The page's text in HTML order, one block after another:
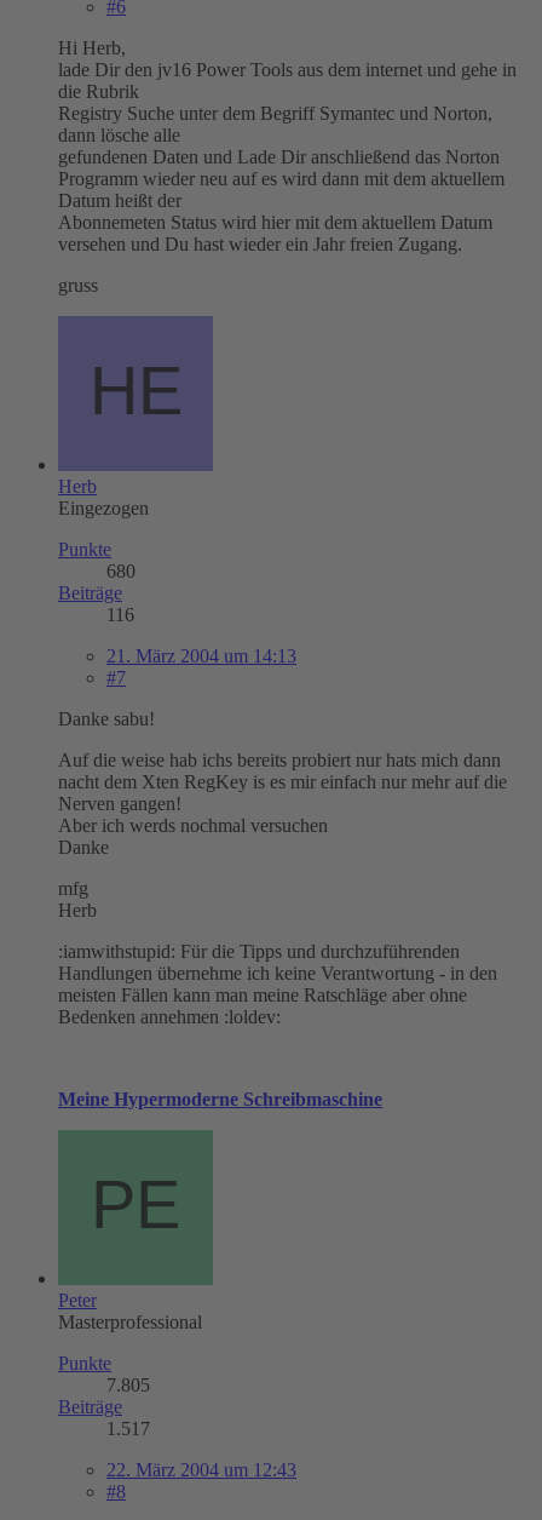
#6
Hi Herb,
lade Dir den jv16 Power Tools aus dem internet und gehe in
die Rubrik
Registry Suche unter dem Begriff Symantec und Norton,
dann lösche alle
gefundenen Daten und Lade Dir anschließend das Norton
Programm wieder neu auf es wird dann mit dem aktuellem
Datum heißt der
Abonnemeten Status wird hier mit dem aktuellem Datum
versehen und Du hast wieder ein Jahr freien Zugang.
gruss
Herb
Eingezogen
Punkte
680
Beiträge
116
21. März 2004 um 14:13
#7
Danke sabu!
Auf die weise hab ichs bereits probiert nur hats mich dann
nacht dem Xten RegKey is es mir einfach nur mehr auf die
Nerven gangen!
Aber ich werds nochmal versuchen
Danke
mfg
Herb
:iamwithstupid: Für die Tipps und durchzuführenden
Handlungen übernehme ich keine Verantwortung - in den
meisten Fällen kann man meine Ratschläge aber ohne
Bedenken annehmen :loldev:
Meine Hypermoderne Schreibmaschine
Peter
Masterprofessional
Punkte
7.805
Beiträge
1.517
22. März 2004 um 12:43
#8